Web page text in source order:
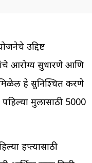
उद्दिष्ट
आरोग्य सुधारणे आणि
मिळेल हे सुनिश्चित करणे
मुलासाठी 5000
हप्त्यासाठी